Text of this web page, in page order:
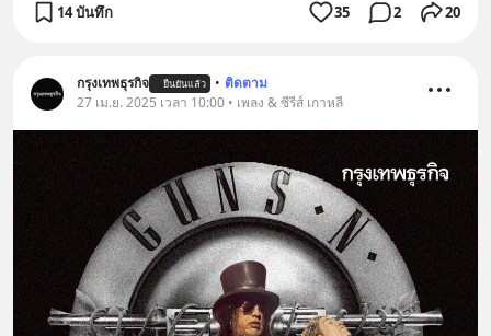
14 บันทึก 35 2 20
กรุงเทพธุรกิจ ยืนยันแล้ว • ติดตาม
27 เม.ย. 2025 เวลา 10:00 • เพลง & ซีรีส์ เกาหลี